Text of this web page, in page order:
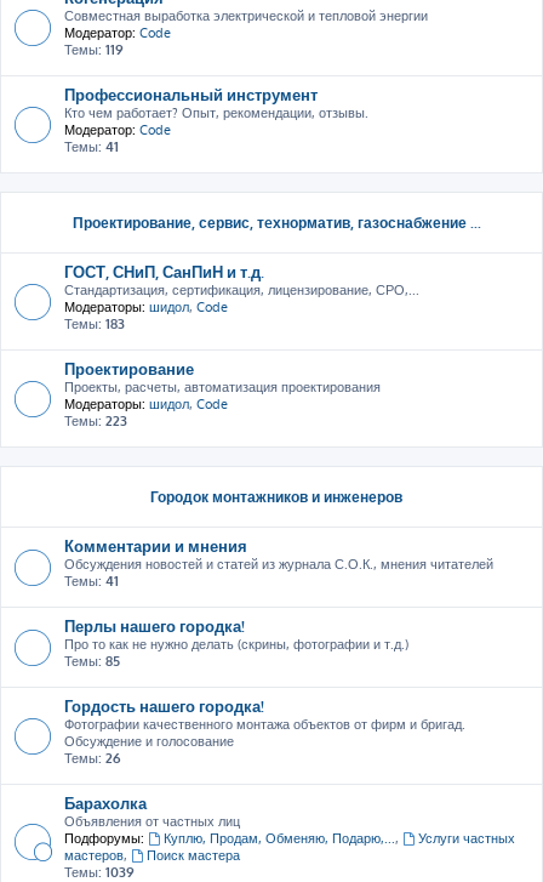
Совместная выработка электрической и тепловой энергии
Модератор: Code
Темы: 119
Профессиональный инструмент
Кто чем работает? Опыт, рекомендации, отзывы.
Модератор: Code
Темы: 41
Проектирование, сервис, тeхнорматив, газоснабжение ...
ГОСТ, СНиП, СанПиН и т.д.
Стандартизация, сертификация, лицензирование, СРО,...
Модераторы: шидол, Code
Темы: 183
Проектирование
Проекты, расчеты, автоматизация проектирования
Модераторы: шидол, Code
Темы: 223
Городок монтажников и инженеров
Комментарии и мнения
Обсуждения новостей и статей из журнала С.О.К., мнения читателей
Темы: 41
Перлы нашего городка!
Про то как не нужно делать (скрины, фотографии и т.д.)
Темы: 85
Гордость нашего городка!
Фотографии качественного монтажа объектов от фирм и бригад.
Обсуждение и голосование
Темы: 26
Барахолка
Объявления от частных лиц
Подфорумы:
Куплю, Продам, Обменяю, Подарю,...,
Услуги частных
мастеров,
Поиск мастера
Темы: 1039